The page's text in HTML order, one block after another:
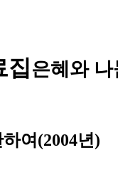
집은혜와
여(2004년)